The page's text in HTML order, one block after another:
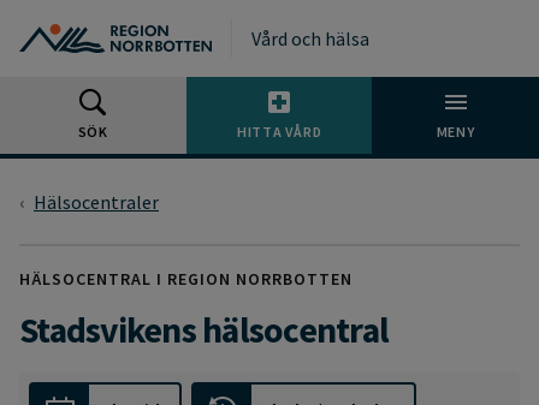
Vård och hälsa
SÖK HITTA VÅRD MENY
Hälsocentraler
HÄLSOCENTRAL I REGION NORRBOTTEN
Stadsvikens hälsocentral